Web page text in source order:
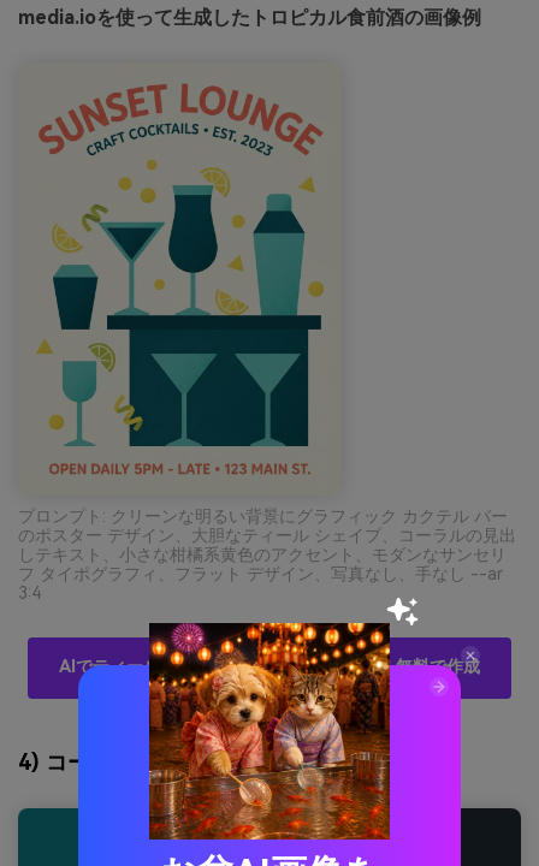
media.ioを使って生成したトロピカル食前酒の画像例
プロンプト: クリーンな明るい背景にグラフィック カクテル バー
のポスター デザイン、大胆なティール シェイプ、コーラルの見出
しテキスト、小さな柑橘系黄色のアクセント、モダンなサンセリ
フ タイポグラフィ、フラット デザイン、写真なし、手なし --ar
3:4
AIでティールコーラルパレットビジュアルを無料で作成
4) コースタルモダン